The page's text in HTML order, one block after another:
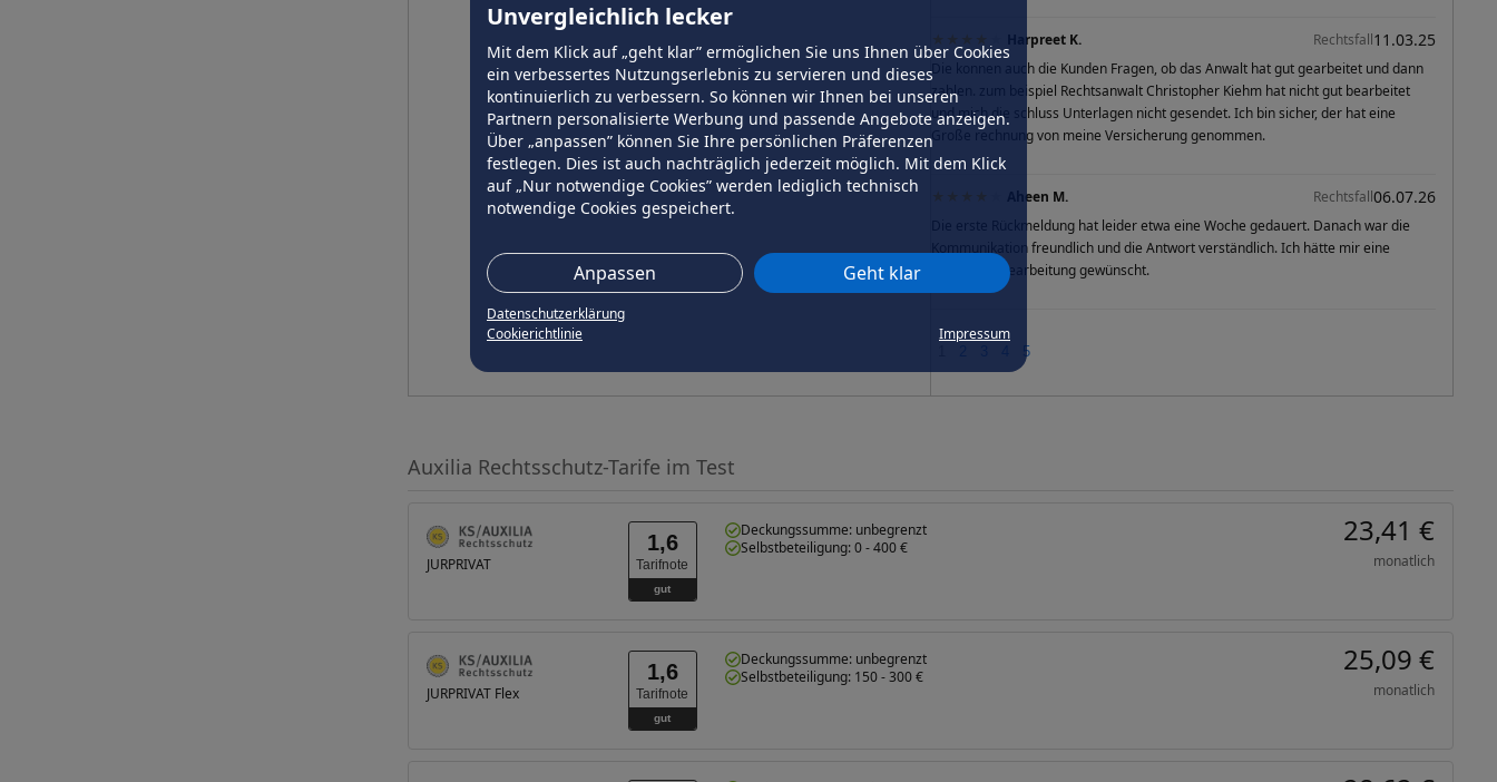
Unvergleichlich lecker
Mit dem Klick auf „geht klar” ermöglichen Sie uns Ihnen über Cookies
ein verbessertes Nutzungserlebnis zu servieren und dieses
kontinuierlich zu verbessern. So können wir Ihnen bei unseren
Partnern personalisierte Werbung und passende Angebote anzeigen.
Über „anpassen” können Sie Ihre persönlichen Präferenzen
festlegen. Dies ist auch nachträglich jederzeit möglich. Mit dem Klick
auf „Nur notwendige Cookies” werden lediglich technisch
notwendige Cookies gespeichert.
Anpassen Geht klar
Datenschutzerklärung
Cookierichtlinie
Impressum
★★★★ Harpreet K. Rechtsfall11.03.25
Die konnen auch die Kunden Fragen, ob das Anwalt hat gut gearbeitet und dann
zahlen. zum beispiel Rechtsanwalt Christopher Kiehm hat nicht gut bearbeitet
und mich die schluss Unterlagen nicht gesendet. Ich bin sicher, der hat eine
Große rechnung von meine Versicherung genommen.
★★★★ Aheen M. Rechtsfall06.07.26
Die erste Rückmeldung hat leider etwa eine Woche gedauert. Danach war die
Kommunikation freundlich und die Antwort verständlich. Ich hätte mir eine
schnellere Bearbeitung gewünscht.
5
Auxilia Rechtsschutz-Tarife im Test
JURPRIVAT
1,6
Tarifnote
gut
Deckungssumme: unbegrenzt
Selbstbeteiligung: 0 - 400 €
23,41 €
monatlich
JURPRIVAT Flex
1,6
Tarifnote
gut
Deckungssumme: unbegrenzt
Selbstbeteiligung: 150 - 300 €
25,09 €
monatlich